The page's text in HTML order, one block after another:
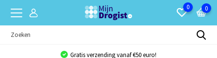
0 0
Gratis verzending vanaf €50 euro!